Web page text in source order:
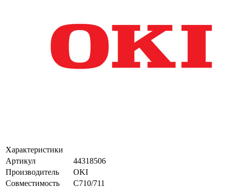
Характеристики
Артикул
44318506
Производитель
OKI
Совместимость
C710/711